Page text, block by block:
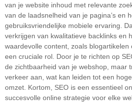
van je website inhoud met relevante
van de laadsnelheid van je pagina’s en
gebruiksvriendelijke mobiele ervaring.
verkrijgen van kwalitatieve backlinks en
waardevolle content, zoals blogartikelen
een cruciale rol. Door je te richten op
de zichtbaarheid van je webshop, maar
verkeer aan, wat kan leiden tot een
omzet. Kortom, SEO is een essentieel
succesvolle online strategie voor elke